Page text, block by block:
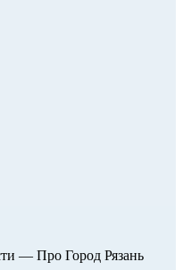
— Про Город Рязань